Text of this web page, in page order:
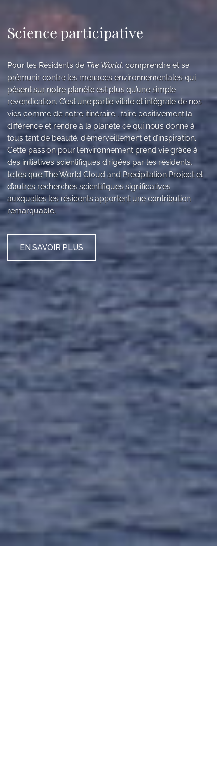
Science participative
Pour les Résidents de The World, comprendre et se
prémunir contre les menaces environnementales qui
pèsent sur notre planète est plus qu’une simple
revendication. C’est une partie vitale et intégrale de nos
vies comme de notre itinéraire : faire positivement la
différence et rendre à la planète ce qui nous donne à
tous tant de beauté, d’émerveillement et d’inspiration.
Cette passion pour l’environnement prend vie grâce à
des initiatives scientifiques dirigées par les résidents,
telles que The World Cloud and Precipitation Project et
d’autres recherches scientifiques significatives
auxquelles les résidents apportent une contribution
remarquable.
EN SAVOIR PLUS